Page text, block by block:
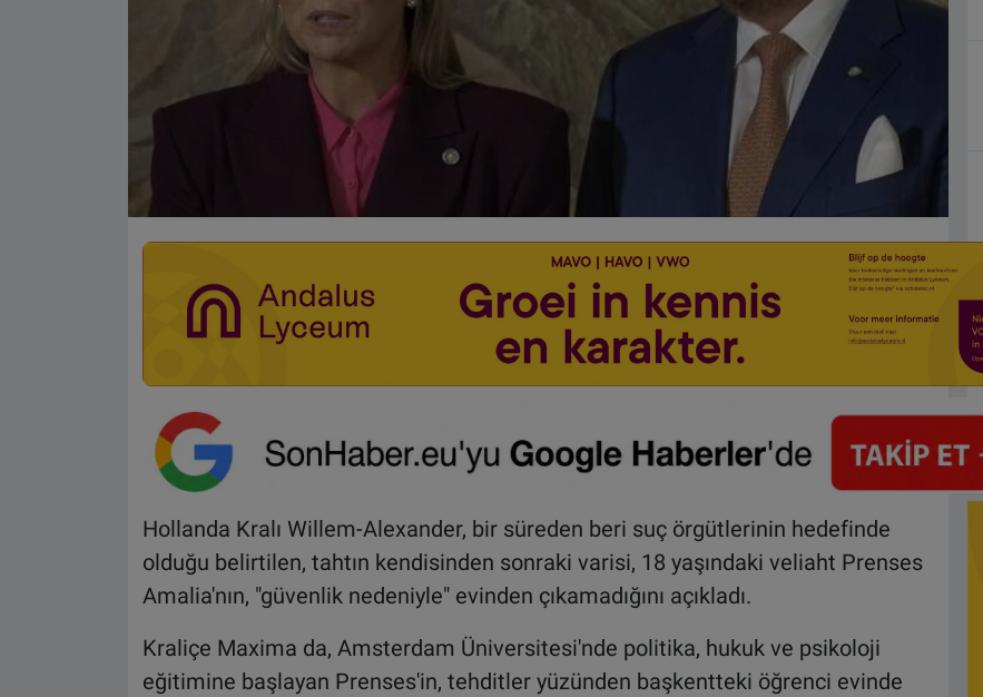
Hollanda Kralı Willem-Alexander, bir süreden beri suç örgütlerinin hedefinde
olduğu belirtilen, tahtın kendisinden sonraki varisi, 18 yaşındaki veliaht Prenses
Amalia'nın, "güvenlik nedeniyle" evinden çıkamadığını açıkladı.
Kraliçe Maxima da, Amsterdam Üniversitesi'nde politika, hukuk ve psikoloji
eğitimine başlayan Prenses'in, tehditler yüzünden başkentteki öğrenci evinde